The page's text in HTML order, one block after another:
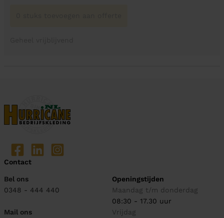
Contact
Bel ons
0348 - 444 440
Mail ons
Openingstijden
Maandag t/m donderdag
08:30 - 17.30 uur
Vrijdag